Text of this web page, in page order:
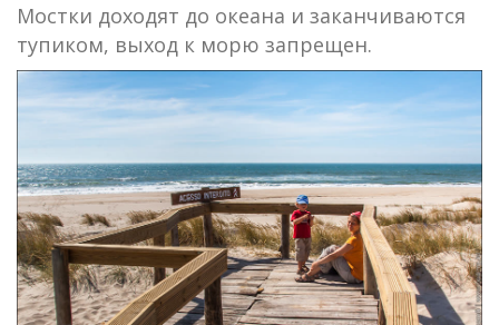
Мостки доходят до океана и заканчиваются
тупиком, выход к морю запрещен.